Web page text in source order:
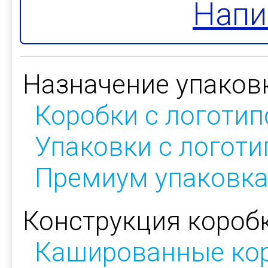
Назначение
Коробки с
Упаковки с
Премиум упаковка
Конструкция
Кашированные